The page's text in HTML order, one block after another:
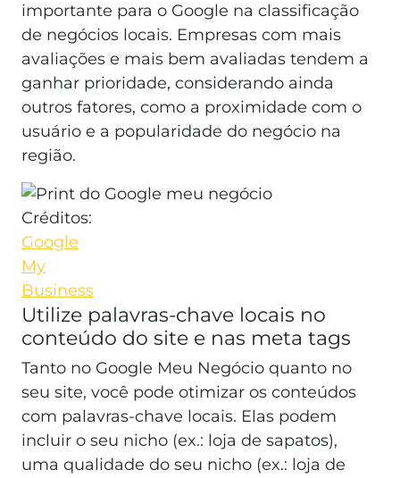
importante para o Google na classificação
de negócios locais. Empresas com mais
avaliações e mais bem avaliadas tendem a
ganhar prioridade, considerando ainda
outros fatores, como a proximidade com o
usuário e a popularidade do negócio na
região.
Créditos:
Google
My
Business
Utilize palavras-chave locais no
conteúdo do site e nas meta tags
Tanto no Google Meu Negócio quanto no
seu site, você pode otimizar os conteúdos
com palavras-chave locais. Elas podem
incluir o seu nicho (ex.: loja de sapatos),
uma qualidade do seu nicho (ex.: loja de